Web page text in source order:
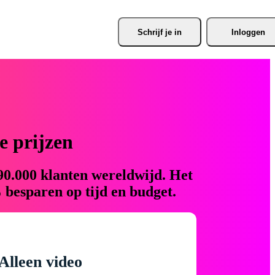
Schrijf je in Inloggen
prijzen
klanten wereldwijd. Het
op tijd en budget.
video